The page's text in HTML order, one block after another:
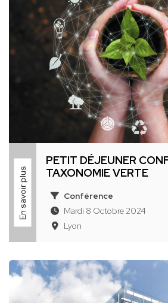
En savoir plus
PETIT DÉJEUNER
TAXONOMIE VERTE
Conférence
Mardi 8 Octobre 2024
Lyon